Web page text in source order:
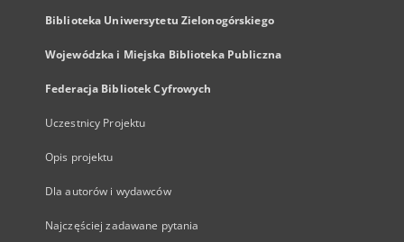
Biblioteka Uniwersytetu Zielonogórskiego
Wojewódzka i Miejska Biblioteka Publiczna
Federacja Bibliotek Cyfrowych
Uczestnicy Projektu
Opis projektu
Dla autorów i wydawców
Najczęściej zadawane pytania